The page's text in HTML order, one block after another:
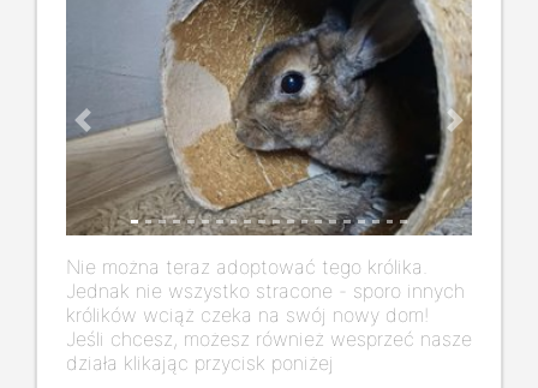
Previous Next
Nie można teraz adoptować tego królika.
Jednak nie wszystko stracone - sporo innych
królików wciąż czeka na swój nowy dom!
Jeśli chcesz, możesz również wesprzeć nasze
działa klikając przycisk poniżej